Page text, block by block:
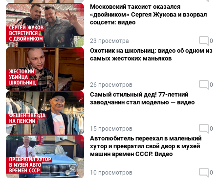
Московский таксист оказался
«двойником» Сергея Жукова и взорвал
соцсети: видео
23 просмотра 0
Охотник на школьниц: видео об одном из
самых жестоких маньяков
26 просмотров 0
Самый стильный дед! 77-летний
заводчанин стал моделью — видео
15 просмотров 0
Автолюбитель переехал в маленький
хутор и превратил свой двор в музей
машин времен СССР. Видео
10 просмотров 0